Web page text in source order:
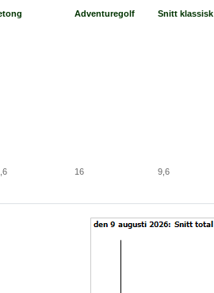
Adventuregolf Snitt klassisk
16 9,6